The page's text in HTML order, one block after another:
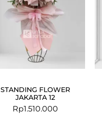
STANDING FLOWER
JAKARTA 12
Rp1.510.000